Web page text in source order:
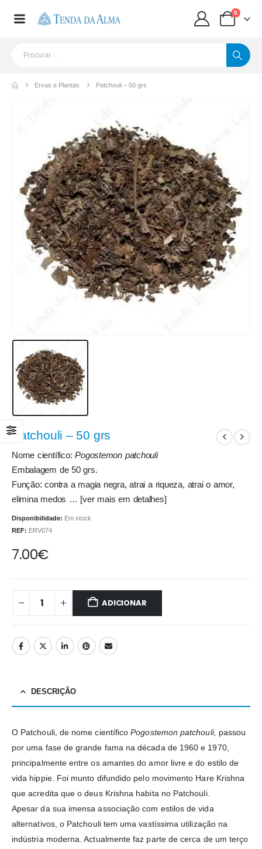
0
Ervas e Plantas Patchouli – 50 grs
Patchouli – 50 grs
Nome científico:Pogostemon patchouli
Embalagem de 50 grs.
Função: contra a magia negra, atrai a riqueza, atrai o amor,
elimina medos … [ver mais em detalhes]
Disponibilidade: Em stock
REF: ERV074
7.00€
ADICIONAR
DESCRIÇÃO
O Patchouli, de nome científicoPogostemon patchouli, passou
por uma fase de grande fama na década de 1960 e 1970,
principalmente entre os amantes do amor livre e do estilo de
vida hippie. Foi munto difundido pelo movimento Hare Krishna
que acredita que o deus Krishna habita no Patchouli.
Apesar da sua imensa associação com estilos de vida
alternativos, o Patchouli tem uma vastíssima utilização na
indústria moderna. Actualmente faz parte de cerca de um terço